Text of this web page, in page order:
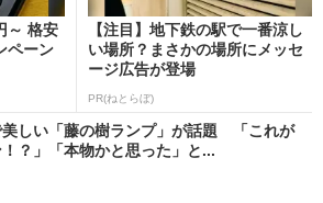
～ 格安
ペーン
【注目】地下鉄の駅で一番涼し
い場所？まさかの場所にメッセ
ージ広告が登場
PR(ねとらぼ)
美しい「藤の樹ランプ」が話題 「これが
？」「本物かと思った」と...